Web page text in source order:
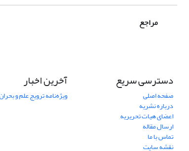
مراجع
دسترسی سریع
صفحه اصلی
درباره نشریه
اعضای هیات تحریریه
ارسال مقاله
تماس با ما
نقشه سایت
آخرین اخبار
ویژه‌نامه ترویج علم و